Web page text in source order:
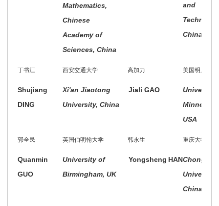
Mathematics,
Chinese
Academy of
Sciences, China
and
China
丁书江
Shujiang
DING
西安交通大学
Xi'an Jiaotong
University, China
高加力
Jiali GAO
美国明尼苏
University
USA
郭全民
Quanmin
GUO
英国伯明翰大学
University of
Birmingham, UK
韩永生
Yongsheng HAN
重庆大学
University,
China